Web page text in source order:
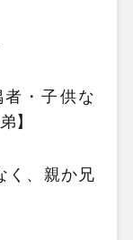
・子供な
】
、親か兄